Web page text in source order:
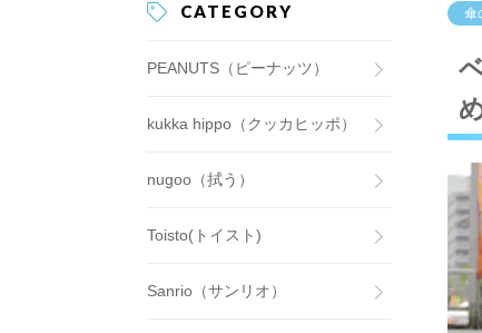
傘
CATEGORY
PEANUTS（ピーナッツ）
kukka hippo（クッカヒッポ）
nugoo（拭う）
Toisto(トイスト)
Sanrio（サンリオ）